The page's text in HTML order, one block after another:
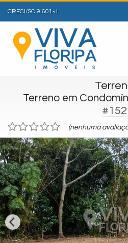
CRECI/SC 9.601-J
Terreno em
#152
(nenhuma